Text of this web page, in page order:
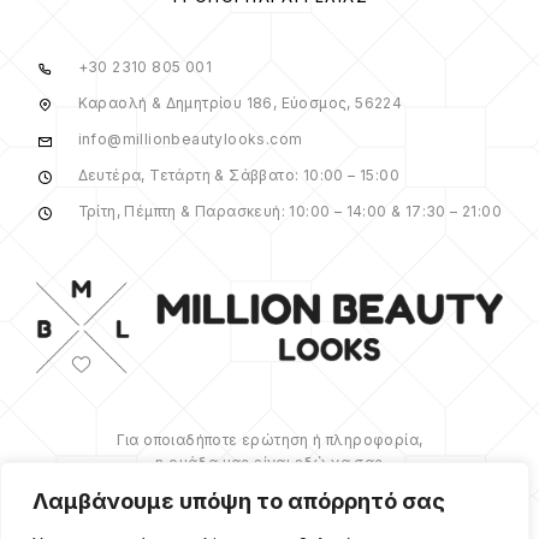
Λαμβάνουμε υπόψη το απόρρητό σας
+30 2310 805 001
Καραολή & Δημητρίου 186, Εύοσμος, 56224
info@millionbeautylooks.com
Δευτέρα, Τετάρτη & Σάββατο: 10:00 – 15:00
Τρίτη, Πέμπτη & Παρασκευή: 10:00 – 14:00 & 17:30 – 21:00
Για οποιαδήποτε ερώτηση ή πληροφορία,
η ομάδα μας είναι εδώ να σας
βοηθήσουμε.